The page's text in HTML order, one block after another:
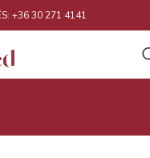
+36 30 271 4141